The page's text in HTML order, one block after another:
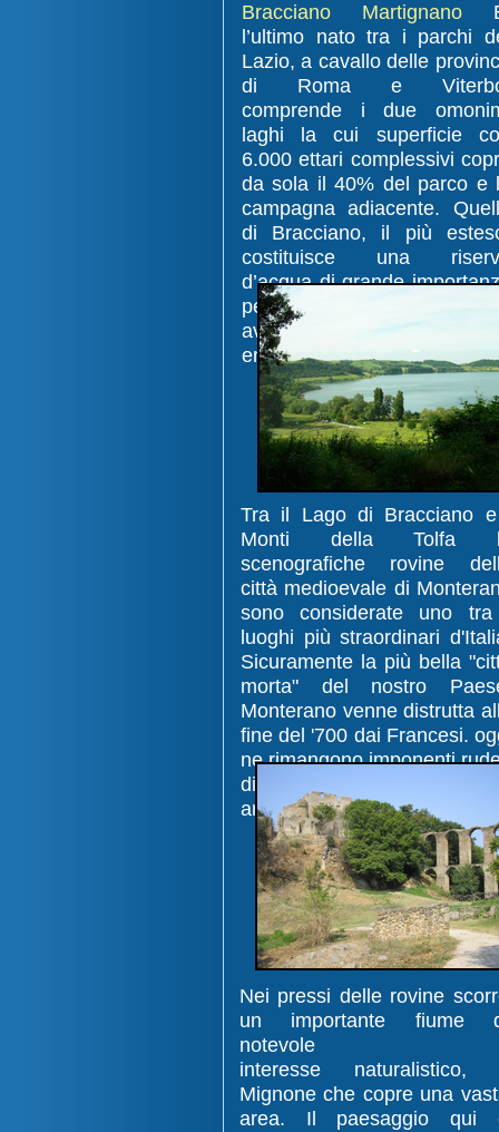
Bracciano Martignano
l’ultimo nato tra i parchi
Lazio, a cavallo delle
di Roma e
comprende i due
laghi la cui superficie
6.000 ettari complessivi
da sola il 40% del parco e
campagna adiacente.
di Bracciano, il più
costituisce una
d’acqua di grande
per la città di Roma che se
avvale in occasione di
emergenza.
Tra il Lago di Bracciano
Monti della Tolfa
scenografiche rovine
città medioevale di
sono considerate uno
luoghi più straordinari
Sicuramente la più bella
morta" del nostro
Monterano venne distrutta
fine del '700 dai Francesi.
ne rimangono imponenti
di notevole
architettonico.
Nei pressi delle rovine
un importante fiume
notevole
interesse naturalistico,
Mignone che copre una
area. Il paesaggio qui